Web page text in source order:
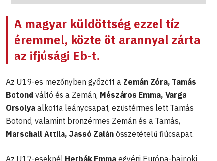
A magyar küldöttség ezzel tíz
éremmel, közte öt arannyal zárta
az ifjúsági Eb-t.
Az U19-es mezőnyben győzött a Zemán Zóra, Tamás
Botond váltó és a Zemán, Mészáros Emma, Varga
Orsolya alkotta leánycsapat, ezüstérmes lett Tamás
Botond, valamint bronzérmes Zemán és a Tamás,
Marschall Attila, Jassó Zalán összetételű fiúcsapat.
Az U17-eseknél Herbák Emma egyéni Európa-bajnoki